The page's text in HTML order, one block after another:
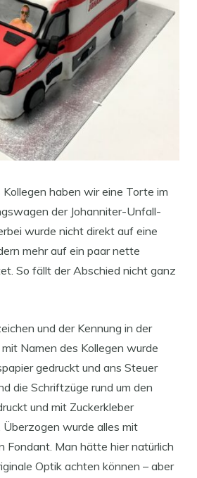
haben wir eine Torte im
der Johanniter-Unfall-
wurde nicht direkt auf eine
mehr auf ein paar nette
So fällt der Abschied nicht ganz
und der Kennung in der
Namen des Kollegen wurde
gedruckt und ans Steuer
die Schriftzüge rund um den
und mit Zuckerkleber
wurde alles mit
Fondant. Man hätte hier natürlich
Optik achten können – aber